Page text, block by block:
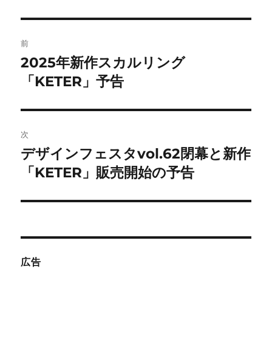
稿
ナ
ビ
ゲ
ー
ン
前
前
の
稿:
2025年新作スカルリング
「KETER」予告
次
次
の
稿:
デザインフェスタvol.62閉幕と新作
「KETER」販売開始の予告
広告